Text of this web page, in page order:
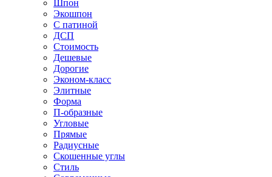
Шпон
Экошпон
С патиной
ДСП
Стоимость
Дешевые
Дорогие
Эконом-класс
Элитные
Форма
П-образные
Угловые
Прямые
Радиусные
Скошенные углы
Стиль